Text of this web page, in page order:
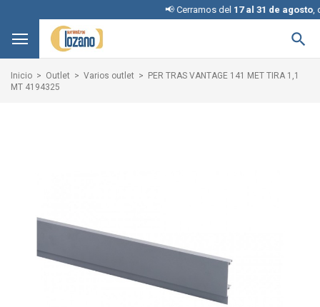
📢 Cerramos del17 al 31 de agosto,

Inicio Outlet Varios outlet
PER TRAS VANTAGE 141 MET TIRA 1,1
MT 4194325